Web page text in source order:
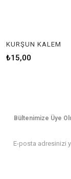
KURŞUN KALEM
₺15,00
Bültenimize Üye